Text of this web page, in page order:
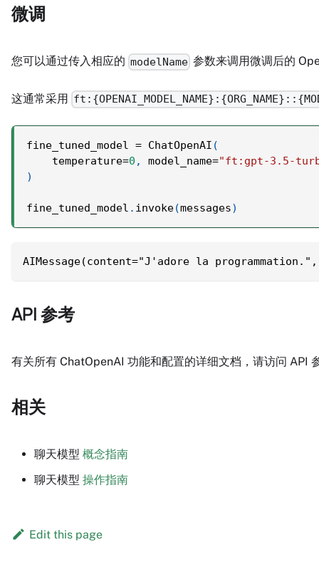
微调
您可以通过传入相应的 modelName 参数来调用微调后的
这通常采用
fine_tuned_model = ChatOpenAI (
    temperature
=0 , model_name="ft:gpt-3.5-
)
fine_tuned_model . invoke(messages)
AIMessage(content="J'adore la
API 参考
有关所有 ChatOpenAI 功能和配置的详细文档，请访问 API
相关
聊天模型 概念指南
聊天模型 操作指南
Edit this page